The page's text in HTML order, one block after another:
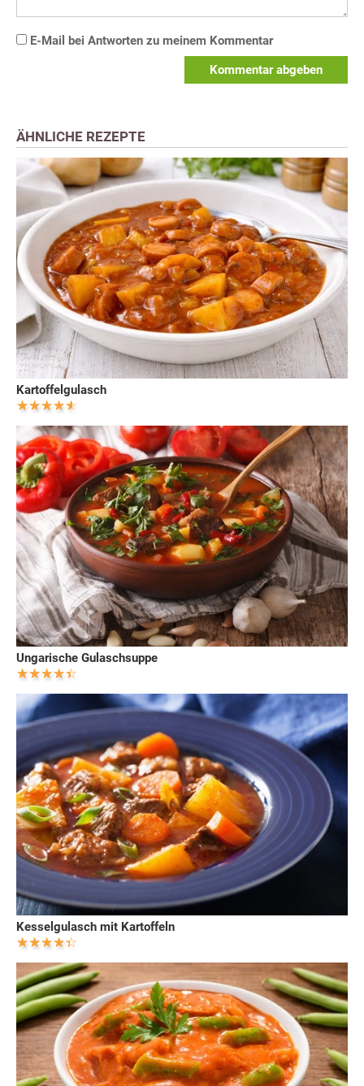
E-Mail bei Antworten zu meinem Kommentar
Kommentar abgeben
ÄHNLICHE REZEPTE
Kartoffelgulasch
Ungarische Gulaschsuppe
Kesselgulasch mit Kartoffeln